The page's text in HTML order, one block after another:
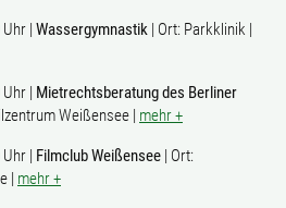
| Wassergymnastik | Ort: Parkklinik |
| Mietrechtsberatung des Berliner
Weißensee | mehr +
| Filmclub Weißensee | Ort:
| mehr +